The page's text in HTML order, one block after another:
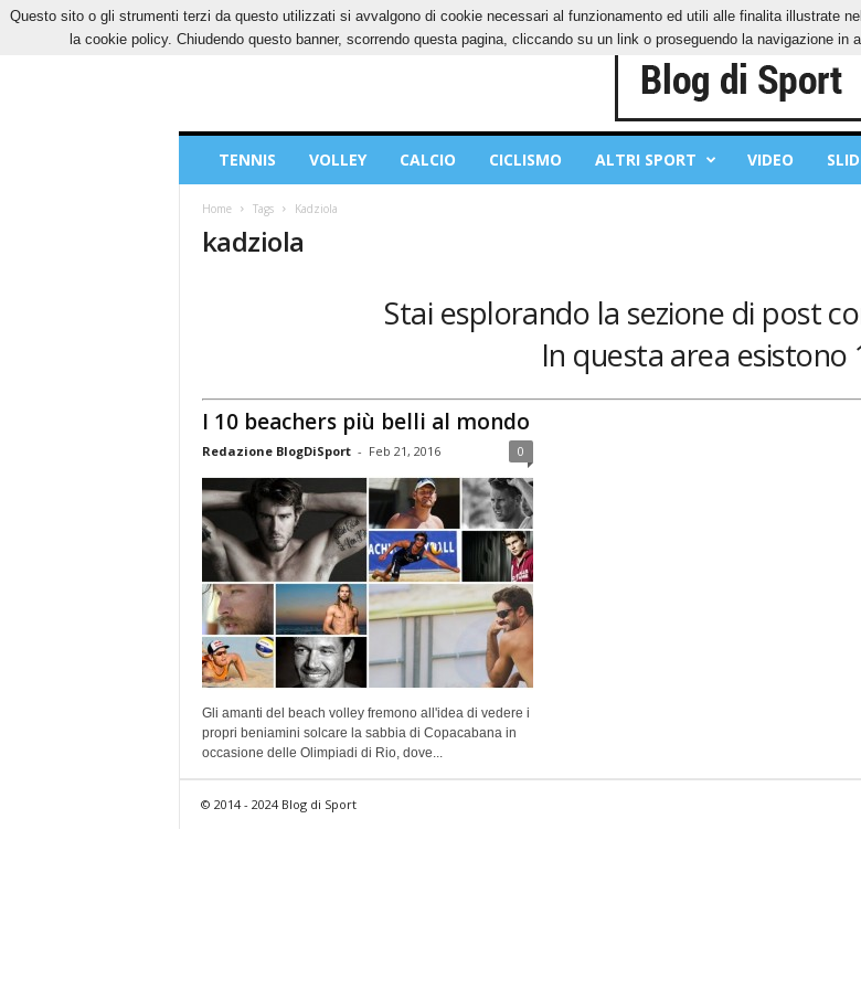
GIOVEDÌ, 6 AGOSTO 2026 CONTATTI COOKIES PRIVACY POLICY
Sport
TENNIS VOLLEY CALCIO CICLISMO ALTRI SPORT VIDEO
Home Tags Kadziola
kadziola
Stai esplorando la sezione di post
In questa area esistono
I 10 beachers più belli al mondo
Redazione BlogDiSport - Feb 21, 2016 0
Gli amanti del beach volley fremono all'idea di vedere i
propri beniamini solcare la sabbia di Copacabana in
occasione delle Olimpiadi di Rio, dove...
© 2014 - 2024 Blog di Sport
Questo sito o gli strumenti terzi da questo utilizzati si avvalgono di cookie necessari al funzionamento ed utili alle finalita illustrate
la cookie policy. Chiudendo questo banner, scorrendo questa pagina, cliccando su un link o proseguendo la navigazione